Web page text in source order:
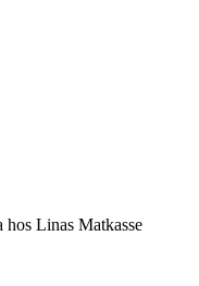
Linas Matkasse